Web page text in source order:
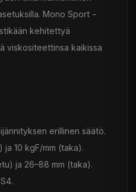
Mono Sport -
kehitettyä
viskositeettinsa kaikissa
erillinen säätö.
ja 10 kgF/mm (taka).
ja 26–88 mm (taka).